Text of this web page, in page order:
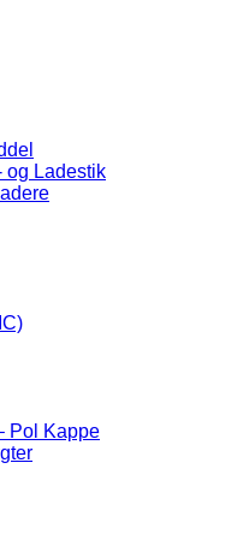
og Ladestik
Pol Kappe